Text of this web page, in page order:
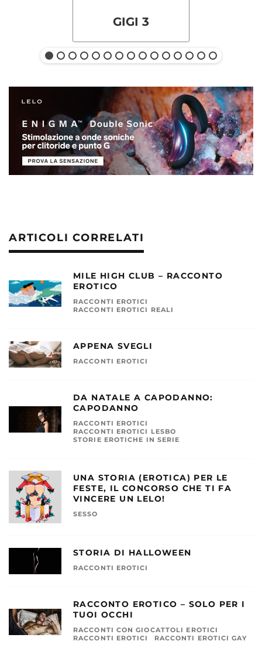
GIGI 3
ARTICOLI CORRELATI
MILE HIGH CLUB – RACCONTO
EROTICO
RACCONTI EROTICI
RACCONTI EROTICI REALI
APPENA SVEGLI
RACCONTI EROTICI
DA NATALE A CAPODANNO:
CAPODANNO
RACCONTI EROTICI
RACCONTI EROTICI LESBO
STORIE EROTICHE IN SERIE
UNA STORIA (EROTICA) PER LE
FESTE, IL CONCORSO CHE TI FA
VINCERE UN LELO!
SESSO
STORIA DI HALLOWEEN
RACCONTI EROTICI
RACCONTO EROTICO – SOLO PER I
TUOI OCCHI
RACCONTI CON GIOCATTOLI EROTICI
RACCONTI EROTICI
RACCONTI EROTICI GAY